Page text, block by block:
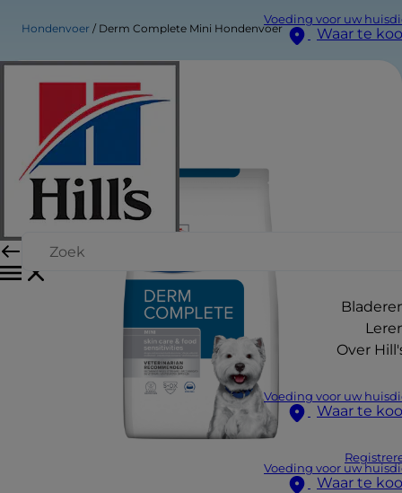
Voeding voor uw
Waar te
Over
Voeding voor uw
Waar te
Voeding voor uw
Waar te
Hondenvoer Derm Complete Mini Hondenvoer